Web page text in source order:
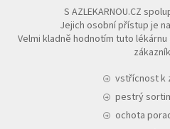
S AZLEKARNOU.CZ
Jejich osobní přístup je
Velmi kladně hodnotím tuto
vstřícnost k
pestrý
ochota